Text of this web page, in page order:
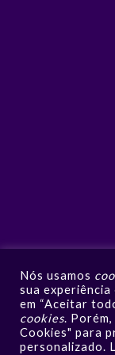
Nós usamos
sua
em “Aceitar
cookies.
Cookies" para
personalizado.